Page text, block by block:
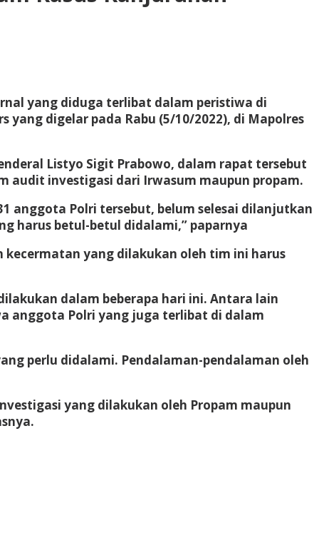
yang diduga terlibat dalam peristiwa di
digelar pada Rabu (5/10/2022), di Mapolres
Listyo Sigit Prabowo, dalam rapat tersebut
audit investigasi dari Irwasum maupun propam.
anggota Polri tersebut, belum selesai dilanjutkan
harus betul-betul didalami,” paparnya
yang dilakukan oleh tim ini harus
dalam beberapa hari ini. Antara lain
anggota Polri yang juga terlibat di dalam
perlu didalami. Pendalaman-pendalaman oleh
yang dilakukan oleh Propam maupun